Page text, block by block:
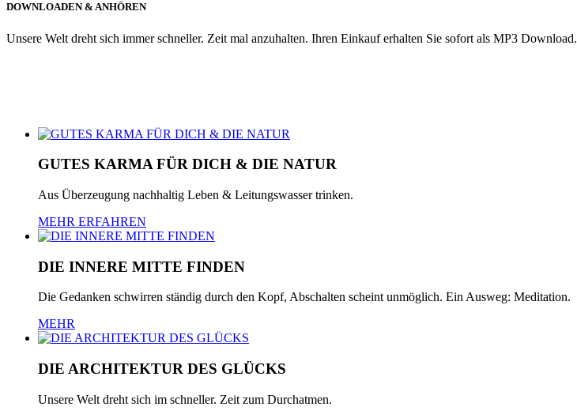
DOWNLOADEN & ANHÖREN
Unsere Welt dreht sich immer schneller. Zeit mal anzuhalten. Ihren Einkauf erhalten Sie sofort als MP3 Download.
GUTES KARMA FÜR DICH & DIE NATUR
Aus Überzeugung nachhaltig Leben & Leitungswasser trinken.
MEHR ERFAHREN
DIE INNERE MITTE FINDEN
Die Gedanken schwirren ständig durch den Kopf, Abschalten scheint unmöglich. Ein Ausweg: Meditation.
MEHR
DIE ARCHITEKTUR DES GLÜCKS
Unsere Welt dreht sich im schneller. Zeit zum Durchatmen.